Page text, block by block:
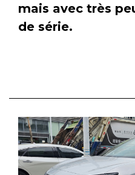
mais avec très
de série.